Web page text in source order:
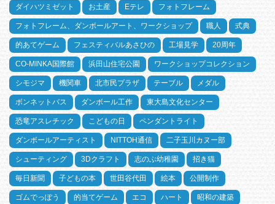
ダイハツミゼット お土産 Eテレ フォトフレーム
フォトフレーム、ダンボールアート、ワークショップ 職人 式典
的あてゲーム フェスティバルあさひの 工場見学 20周年
CO-MINKA国際館 浜田山住宅公園 ワークショップコレクション
シモジマ 機関車 北市民プラザ テーブル メダル
ボンネットバス ダンボール工作 東大島文化センター
恐竜アスレチック こどもの日 ペンダントライト
ダンボールアーティスト NITTOH通信 二子玉川カヌー部
シューティング 3Dクラフト 志のぶ幼稚園 招き猫
毎日新聞 子どもの本 世田谷代田 絵本 公開制作
ゴムでっぽう 的当てゲーム エコ ハート 昭和の建築